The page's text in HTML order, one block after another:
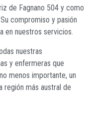
de Fagnano 504 y como
compromiso y pasión
en nuestros servicios.
nuestras
y enfermeras que
menos importante, un
región más austral de